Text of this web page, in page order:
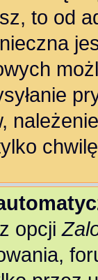
to od
opcji